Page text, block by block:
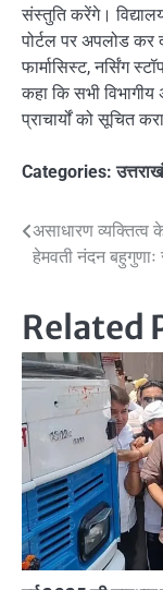
संस्तुति करेंगे।
पोर्टल पर अपलोड कर
फार्मासिस्ट, नर्सिंग
कहा कि सभी
प्राचार्यों को सूचित
Categories:
Post
navigation
असाधारण व्यक्तित्व
हेमवती नंदन बहुगुणाः
Related